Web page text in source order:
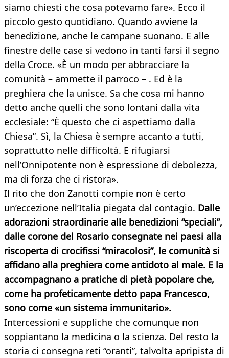
siamo chiesti che cosa potevamo fare». Ecco il
piccolo gesto quotidiano. Quando avviene la
benedizione, anche le campane suonano. E alle
finestre delle case si vedono in tanti farsi il segno
della Croce. «È un modo per abbracciare la
comunità – ammette il parroco – . Ed è la
preghiera che la unisce. Sa che cosa mi hanno
detto anche quelli che sono lontani dalla vita
ecclesiale: “È questo che ci aspettiamo dalla
Chiesa”. Sì, la Chiesa è sempre accanto a tutti,
soprattutto nelle difficoltà. E rifugiarsi
nell’Onnipotente non è espressione di debolezza,
ma di forza che ci ristora».
Il rito che don Zanotti compie non è certo
un’eccezione nell’Italia piegata dal contagio. Dalle
adorazioni straordinarie alle benedizioni “speciali”,
dalle corone del Rosario consegnate nei paesi alla
riscoperta di crocifissi “miracolosi”, le comunità si
affidano alla preghiera come antidoto al male. E la
accompagnano a pratiche di pietà popolare che,
come ha profeticamente detto papa Francesco,
sono come «un sistema immunitario».
Intercessioni e suppliche che comunque non
soppiantano la medicina o la scienza. Del resto la
storia ci consegna reti “oranti”, talvolta apripista di